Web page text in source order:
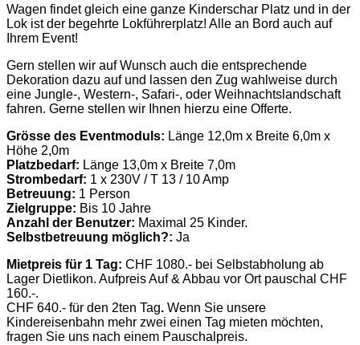
Wagen findet gleich eine ganze Kinderschar Platz und in der
Lok ist der begehrte Lokführerplatz! Alle an Bord auch auf
Ihrem Event!
Gern stellen wir auf Wunsch auch die entsprechende
Dekoration dazu auf und lassen den Zug wahlweise durch
eine Jungle-, Western-, Safari-, oder Weihnachtslandschaft
fahren. Gerne stellen wir Ihnen hierzu eine Offerte.
Grösse des Eventmoduls: Länge 12,0m x Breite 6,0m x
Höhe 2,0m
Platzbedarf: Länge 13,0m x Breite 7,0m
Strombedarf: 1 x 230V / T 13 / 10 Amp
Betreuung: 1 Person
Zielgruppe: Bis 10 Jahre
Anzahl der Benutzer: Maximal 25 Kinder.
Selbstbetreuung möglich?: Ja
Mietpreis für 1 Tag: CHF 1080.- bei Selbstabholung ab
Lager Dietlikon. Aufpreis Auf & Abbau vor Ort pauschal CHF
160.-.
CHF 640.- für den 2ten Tag. Wenn Sie unsere
Kindereisenbahn mehr zwei einen Tag mieten möchten,
fragen Sie uns nach einem Pauschalpreis.